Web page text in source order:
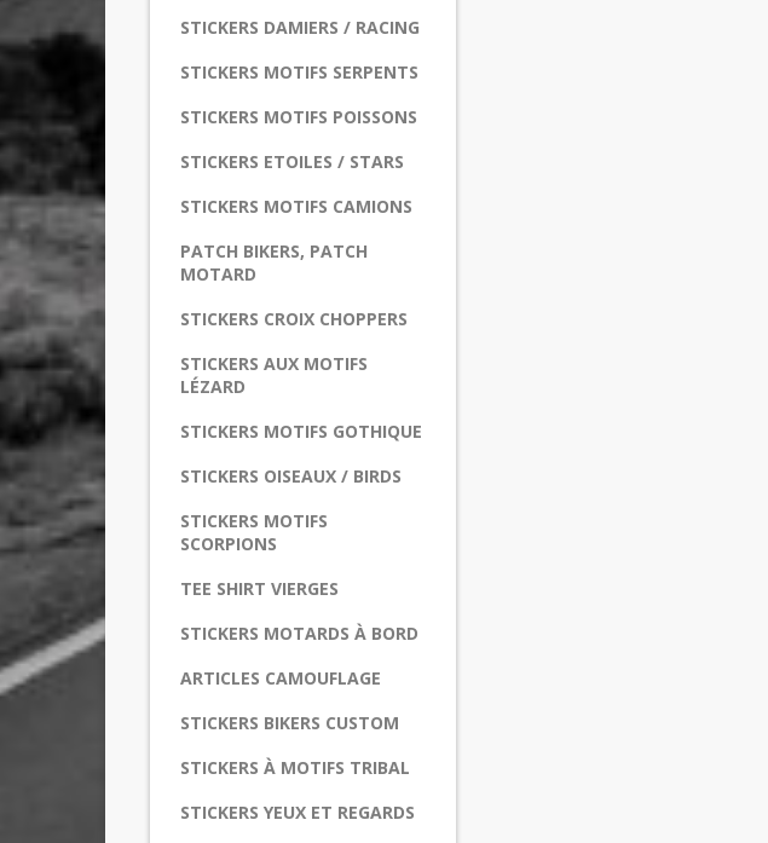
STICKERS DAMIERS / RACING
STICKERS MOTIFS SERPENTS
STICKERS MOTIFS POISSONS
STICKERS ETOILES / STARS
STICKERS MOTIFS CAMIONS
PATCH BIKERS, PATCH
MOTARD
STICKERS CROIX CHOPPERS
STICKERS AUX MOTIFS
LÉZARD
STICKERS MOTIFS GOTHIQUE
STICKERS OISEAUX / BIRDS
STICKERS MOTIFS
SCORPIONS
TEE SHIRT VIERGES
STICKERS MOTARDS À BORD
ARTICLES CAMOUFLAGE
STICKERS BIKERS CUSTOM
STICKERS À MOTIFS TRIBAL
STICKERS YEUX ET REGARDS